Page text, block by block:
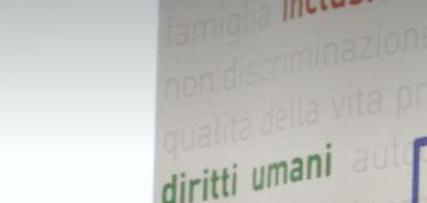
neurosviluppo